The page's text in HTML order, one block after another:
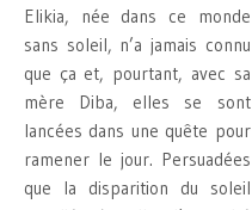
Elikia, née dans ce monde
sans soleil, n’a jamais connu
que ça et, pourtant, avec sa
mère Diba, elles se sont
lancées dans une quête pour
ramener le jour. Persuadées
que la disparition du soleil